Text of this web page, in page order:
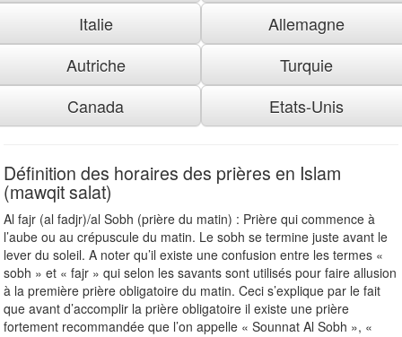
Italie
Allemagne
Autriche
Turquie
Canada
Etats-Unis
Définition des horaires des prières en Islam
(mawqit salat)
Al fajr (al fadjr)/al Sobh (prière du matin) : Prière qui commence à
l’aube ou au crépuscule du matin. Le sobh se termine juste avant le
lever du soleil. A noter qu’il existe une confusion entre les termes «
sobh » et « fajr » qui selon les savants sont utilisés pour faire allusion
à la première prière obligatoire du matin. Ceci s’explique par le fait
que avant d’accomplir la prière obligatoire il existe une prière
fortement recommandée que l’on appelle « Sounnat Al Sobh », «